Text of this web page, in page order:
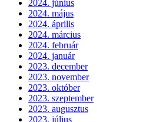
2024. június
2024. május
2024. április
2024. március
2024. február
2024. január
2023. december
2023. november
2023. október
2023. szeptember
2023. augusztus
2023. július